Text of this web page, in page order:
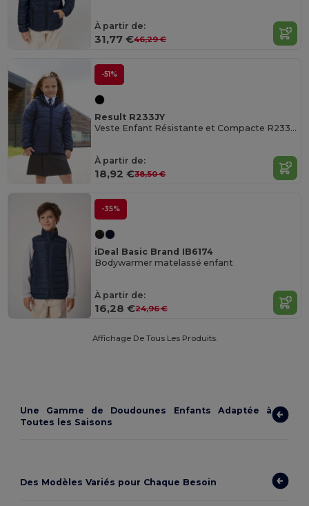
À partir de:
31,77 €46,29 €
-51%
Result R233JY
Veste Enfant Résistante et Compacte R233JY
À partir de:
18,92 €38,50 €
-35%
iDeal Basic Brand IB6174
Bodywarmer matelassé enfant
À partir de:
16,28 €24,96 €
Affichage De Tous Les Produits.
Une Gamme de Doudounes Enfants Adaptée à
Toutes les Saisons
Des Modèles Variés pour Chaque Besoin